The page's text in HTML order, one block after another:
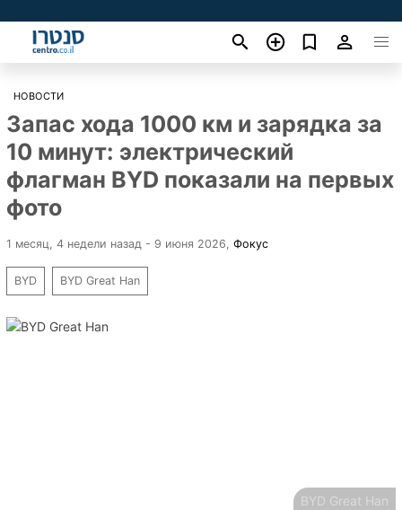
НОВОСТИ
Запас хода 1000 км и зарядка за
10 минут: электрический
флагман BYD показали на первых
фото
1 месяц, 4 недели назад - 9 июня 2026 Фокус
BYD BYD Great Han
BYD Great Han